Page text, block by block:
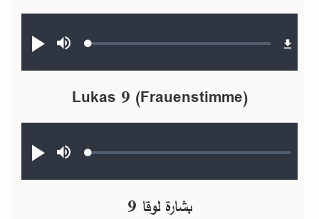
AbspielenStummLoaded:
Lukas 9 (Frauenstimme)
AbspielenStummLoaded:
بشارة لوقا 9